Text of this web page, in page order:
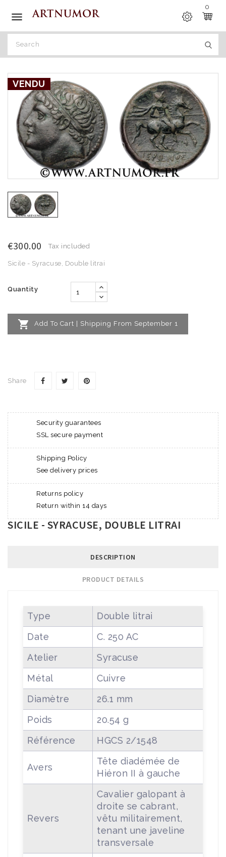

0
VENDU
€300.00 Tax included
Sicile - Syracuse, Double litrai
Quantity
 Add To Cart | Shipping From September 1
Share
Security guarantees
SSL secure payment
Shipping Policy
See delivery prices
Returns policy
Return within 14 days
SICILE - SYRACUSE, DOUBLE LITRAI
DESCRIPTION
PRODUCT DETAILS
Type
Double litrai
Date
C. 250 AC
Atelier
Syracuse
Métal
Cuivre
Diamètre
26.1 mm
Poids
20.54 g
Référence
HGCS 2/1548
Avers
Tête diadémée de
Hiéron II à gauche
Revers
Cavalier galopant à
droite se cabrant,
vêtu militairement,
tenant une javeline
transversale